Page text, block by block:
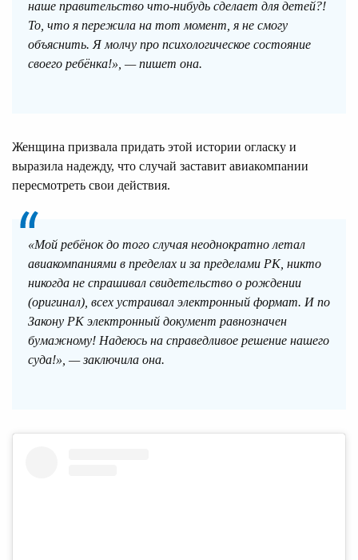
наше правительство что-нибудь сделает для детей?!
То, что я пережила на тот момент, я не смогу
объяснить. Я молчу про психологическое состояние
своего ребёнка!», — пишет она.
Женщина призвала придать этой истории огласку и
выразила надежду, что случай заставит авиакомпании
пересмотреть свои действия.
«Мой ребёнок до того случая неоднократно летал
авиакомпаниями в пределах и за пределами РК, никто
никогда не спрашивал свидетельство о рождении
(оригинал), всех устраивал электронный формат. И по
Закону РК электронный документ равнозначен
бумажному! Надеюсь на справедливое решение нашего
суда!», — заключила она.